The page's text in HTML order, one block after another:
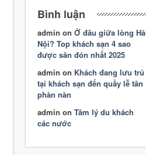
Bình luận
admin on Ở đâu giữa lòng Hà
Nội? Top khách sạn 4 sao
được săn đón nhất 2025
admin on Khách đang lưu trú
tại khách sạn đến quầy lễ tân
phàn nàn
admin on Tâm lý du khách
các nước